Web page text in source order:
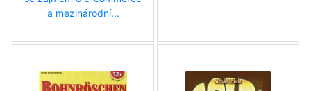
a mezinárodní...